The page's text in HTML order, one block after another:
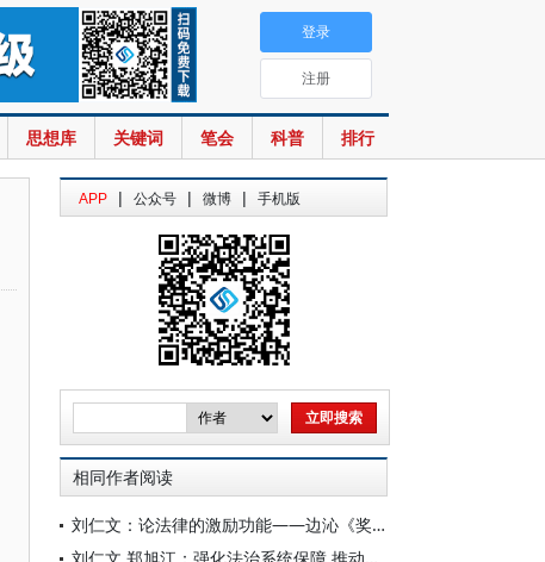
思想库 关键词 笔会 科普 排行
登录
注册
APP | 公众号 | 微博 | 手机版
相同作者阅读
刘仁文：论法律的激励功能——边沁《奖赏原理》评析及其当代启示